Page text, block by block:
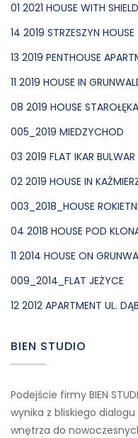
01 2021 HOUSE WITH SHIELD
14 2019 STRZESZYN HOUSE
13 2019 PENTHOUSE
11 2019 HOUSE IN
08 2019 HOUSE STAROŁĘKA
005_2019 MIEDZYCHOD
03 2019 FLAT IKAR BULWAR
02 2019 HOUSE IN
003_2018_HOUSE
04 2018 HOUSE POD
11 2014 HOUSE ON
009_2014_FLAT JEŻYCE
12 2012 APARTMENT UL.
BIEN STUDIO
Podejście firmy BIEN
wynika z bliskiego
wnętrza do